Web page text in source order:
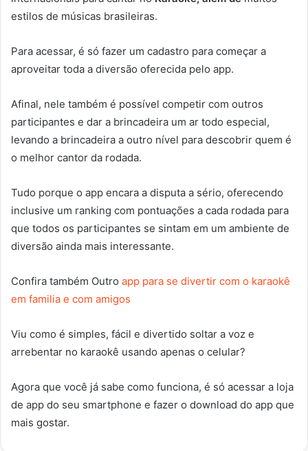
estilos de músicas brasileiras.
Para acessar, é só fazer um cadastro para começar a
aproveitar toda a diversão oferecida pelo app.
Afinal, nele também é possível competir com outros
participantes e dar a brincadeira um ar todo especial,
levando a brincadeira a outro nível para descobrir quem é
o melhor cantor da rodada.
Tudo porque o app encara a disputa a sério, oferecendo
inclusive um ranking com pontuações a cada rodada para
que todos os participantes se sintam em um ambiente de
diversão ainda mais interessante.
Confira também Outro app para se divertir com o karaokê
em familia e com amigos
Viu como é simples, fácil e divertido soltar a voz e
arrebentar no karaokê usando apenas o celular?
Agora que você já sabe como funciona, é só acessar a loja
de app do seu smartphone e fazer o download do app que
mais gostar.